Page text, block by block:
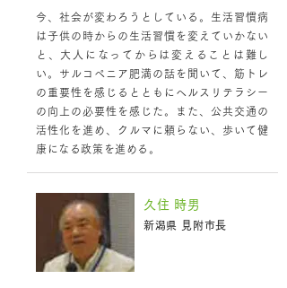
今、社会が変わろうとしている。生活習慣病
は子供の時からの生活習慣を変えていかない
と、大人になってからは変えることは難し
い。サルコペニア肥満の話を聞いて、筋トレ
の重要性を感じるとともにヘルスリテラシー
の向上の必要性を感じた。また、公共交通の
活性化を進め、クルマに頼らない、歩いて健
康になる政策を進める。
久住 時男
新潟県 見附市長